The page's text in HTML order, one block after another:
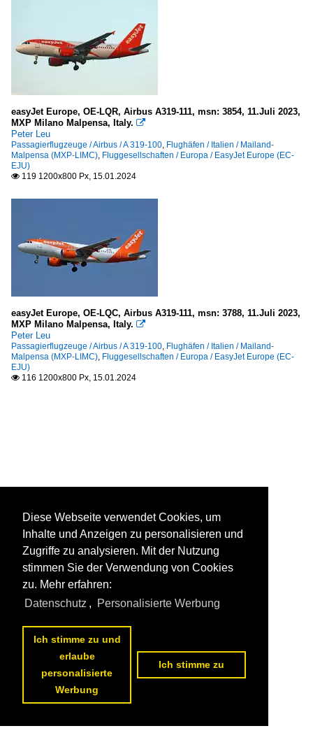
easyJet Europe, OE-LQR, Airbus A319-111, msn: 3854, 11.Juli 2023,
MXP Milano Malpensa, Italy. 
Peter Leu
Passagierflugzeuge / Airbus / A 319-100, Flughäfen / Italien / Mailand-
Malpensa (MXP-LIMC), Fluggesellschaften / Europa / EasyJet Europe (EC-
EJU)
 119 1200x800 Px, 15.01.2024
easyJet Europe, OE-LQC, Airbus A319-111, msn: 3788, 11.Juli 2023,
MXP Milano Malpensa, Italy. 
Peter Leu
Passagierflugzeuge / Airbus / A 319-100, Flughäfen / Italien / Mailand-
Malpensa (MXP-LIMC), Fluggesellschaften / Europa / EasyJet Europe (EC-
EJU)
 116 1200x800 Px, 15.01.2024
Diese Webseite verwendet Cookies, um
Inhalte und Anzeigen zu personalisieren und
Zugriffe zu analysieren. Mit der Nutzung
stimmen Sie der Verwendung von Cookies
zu. Mehr erfahren:
Datenschutz , Personalisierte Werbung
Ich stimme zu und
erlaube
personalisierte
Werbung
Ich stimme zu